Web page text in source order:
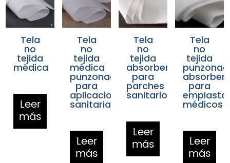
Tela
no
tejida
médica
Leer
más
Tela
no
tejida
médica
punzonada
para
aplicaciones
sanitarias
Leer
más
Tela
no
tejida
absorbente
para
parches
sanitarios
Leer
más
Tela
no
tejida
para
médicos
Leer
más